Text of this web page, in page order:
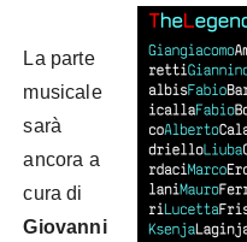
La parte
musicale
sarà
ancora a
cura di
Giovanni